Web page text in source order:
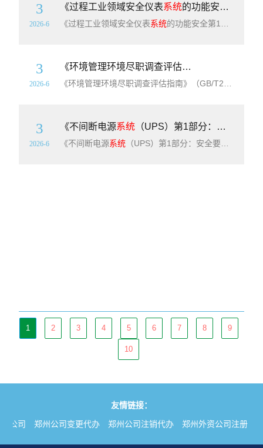
3
2026-6
《过程工业领域安全仪表系统的功能安全第1部分：框架、定义、
《过程工业领域安全仪表系统的功能安全第1部分：框架、定义、
3
2026-6
《环境管理环境尽职调查评估指南》（GB/T24015-2026）【高清无水印PDF版+Word版下载】
3
2026-6
《不间断电源系统 （UPS）第1部分：安全要求》（GB/T7260.1-2023）【高清无水印PDF版下载】
《不间断电源系统 （UPS）第1部分：安全要求》（GB/T7260.1-2023）【高清无水印PDF版下载】本文件适用于预定安装在一般人员可进入区或限制进入区(如果适用)内，用于低压配电
1 2 3 4 5 6 7 8 9
10
友情链接：
公司
郑州公司变更代办 郑州公司注销代办 郑州外资公司注册